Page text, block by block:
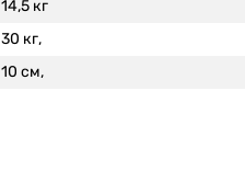
14,5 кг
30 кг,
10 см,